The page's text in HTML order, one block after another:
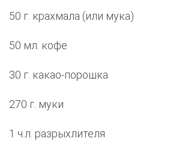
50 г. крахмала (или мука)
50 мл. кофе
30 г. какао-порошка
270 г. муки
1 ч.л. разрыхлителя